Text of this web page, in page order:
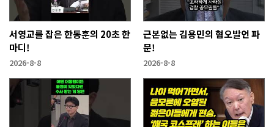
서영교를 잡은 한동훈의 20초 한
마디!
2026-8-8
근본없는 김용민의 혐오발언 파
문!
2026-8-8